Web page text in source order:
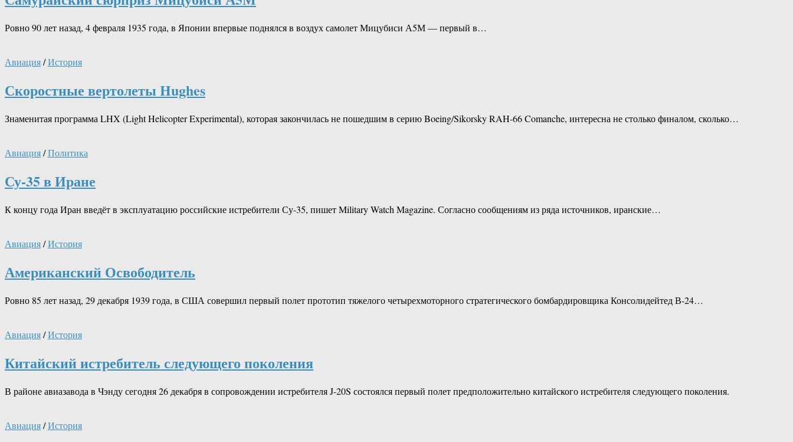
Ровно 90 лет назад, 4 февраля 1935 года, в Японии впервые поднялся в воздух самолет Мицубиси А5М — первый в…
Авиация/История
Скоростные вертолеты Hughes
Знаменитая программа LHX (Light Helicopter Experimental), которая закончилась не пошедшим в серию Boeing/Sikorsky RAH-66 Comanche, интересна не столько финалом, сколько…
Авиация/Политика
Су-35 в Иране
К концу года Иран введёт в эксплуатацию российские истребители Су-35, пишет Military Watch Magazine. Согласно сообщениям из ряда источников, иранские…
Авиация/История
Американский Освободитель
Ровно 85 лет назад, 29 декабря 1939 года, в США совершил первый полет прототип тяжелого четырехмоторного стратегического бомбардировщика Консолидейтед В-24…
Авиация/История
Китайский истребитель следующего поколения
В районе авиазавода в Чэнду сегодня 26 декабря в сопровождении истребителя J-20S состоялся первый полет предположительно китайского истребителя следующего поколения.
Авиация/История